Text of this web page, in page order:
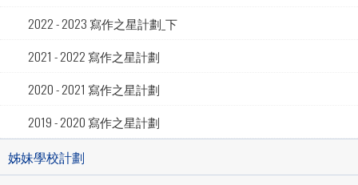
2022 - 2023 寫作之星計劃_下
2021 - 2022 寫作之星計劃
2020 - 2021 寫作之星計劃
2019 - 2020 寫作之星計劃
姊妹學校計劃